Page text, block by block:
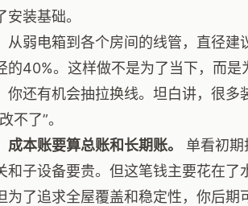
安装基础。
从弱电箱到各个房间的线管，直径
的40%。这样做不是为了当下，而
你还有机会抽拉换线。坦白讲，很
不了”。
成本账要算总账和长期账。
单看初
和子设备要贵。但这笔钱主要花在
为了追求全屋覆盖和稳定性，你后